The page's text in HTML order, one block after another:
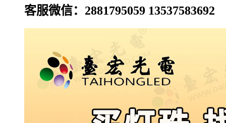
客服微信：2881795059 13537583692